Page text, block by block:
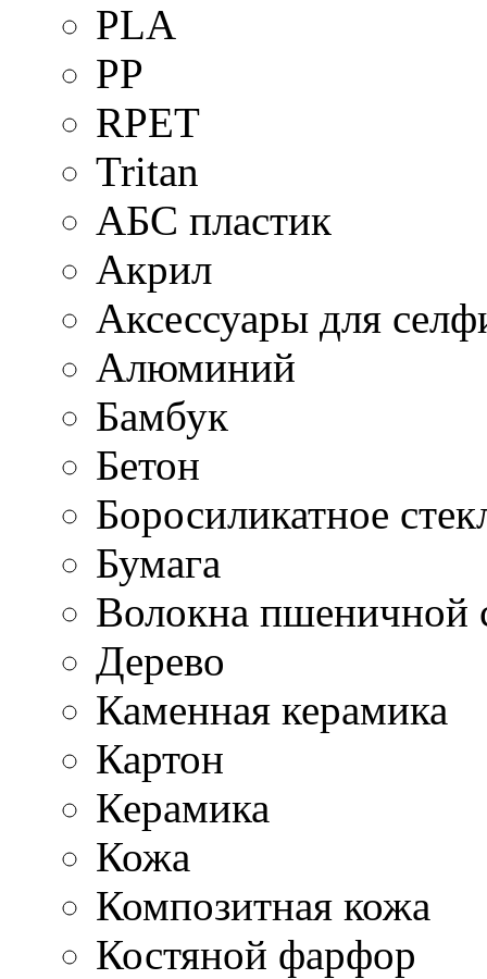
PLA
PP
RPET
Tritan
АБС пластик
Акрил
Аксессуары для
Алюминий
Бамбук
Бетон
Боросиликатное
Бумага
Волокна пшеничной
Дерево
Каменная керамика
Картон
Керамика
Кожа
Композитная кожа
Костяной фарфор